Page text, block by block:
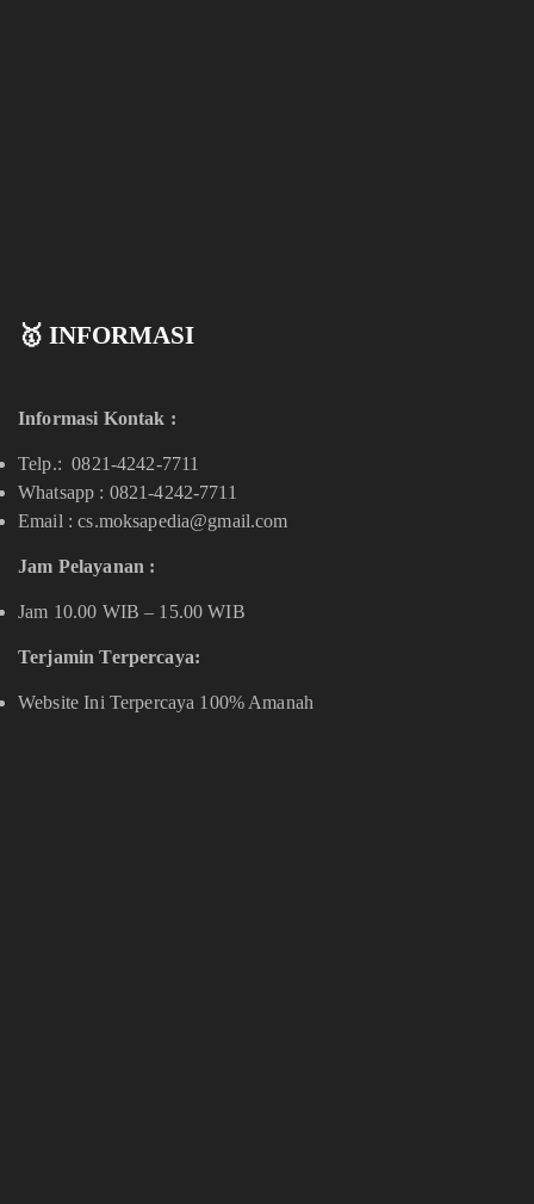
🥇 INFORMASI
Informasi Kontak :
Telp.: 0821-4242-7711
Whatsapp : 0821-4242-7711
Email : cs.moksapedia@gmail.com
Jam Pelayanan :
Jam 10.00 WIB – 15.00 WIB
Terjamin Terpercaya:
Website Ini Terpercaya 100% Amanah